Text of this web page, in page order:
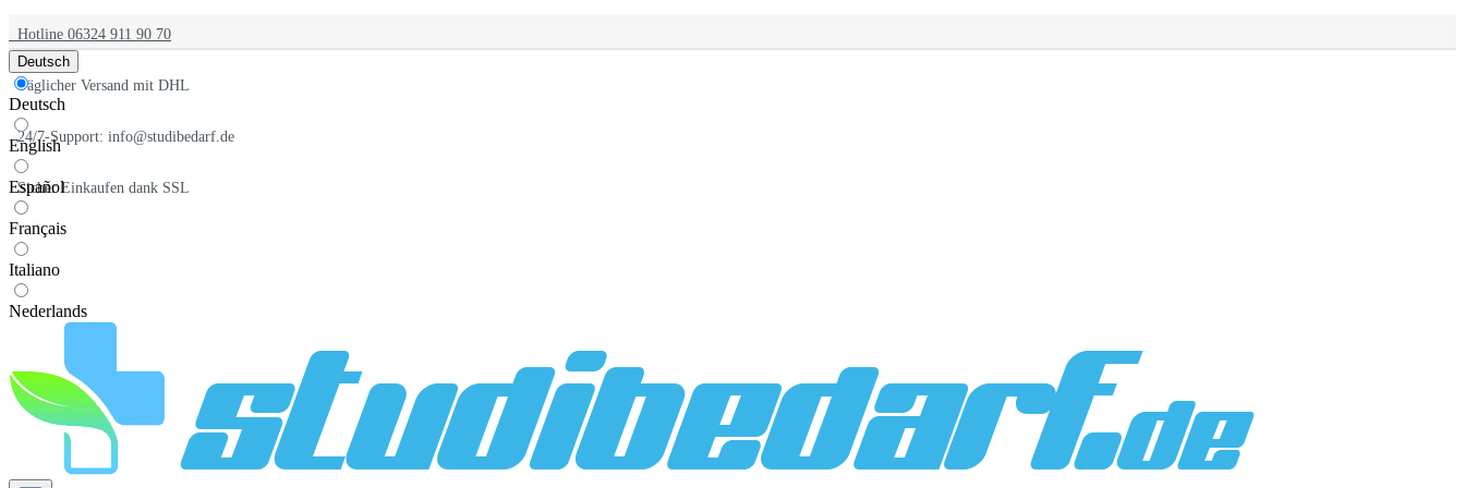
Hotline 06324 911 90 70
Täglicher Versand mit DHL
24/7-Support: info@studibedarf.de
Sicher Einkaufen dank SSL
Deutsch
Deutsch
English
Español
Français
Italiano
Nederlands